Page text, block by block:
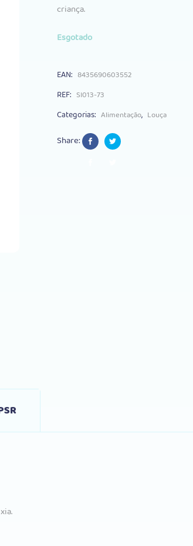
criança.
Esgotado
EAN: 8435690603552
REF: SI013-73
Categorias: Alimentação, Louça
Share: